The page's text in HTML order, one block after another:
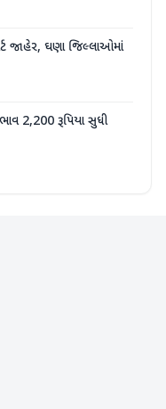
જાહેર, ઘણા જિલ્લાઓમાં
2,200 રૂપિયા સુધી